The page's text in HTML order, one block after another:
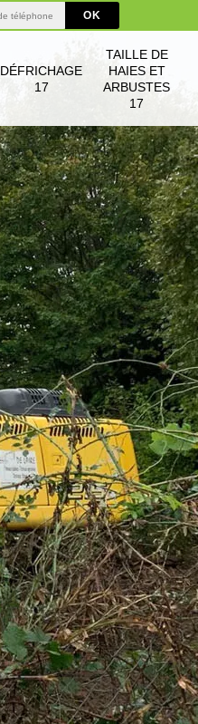
DÉFRICHAGE
17
TAILLE DE
HAIES ET
ARBUSTES
17